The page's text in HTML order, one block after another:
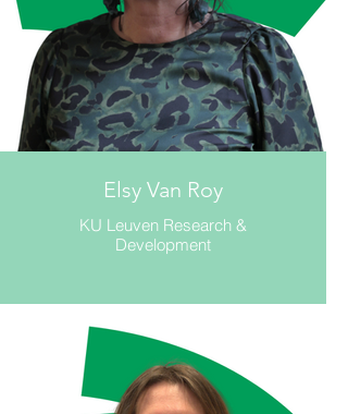
Elsy Van Roy
KU Leuven Research &
Development